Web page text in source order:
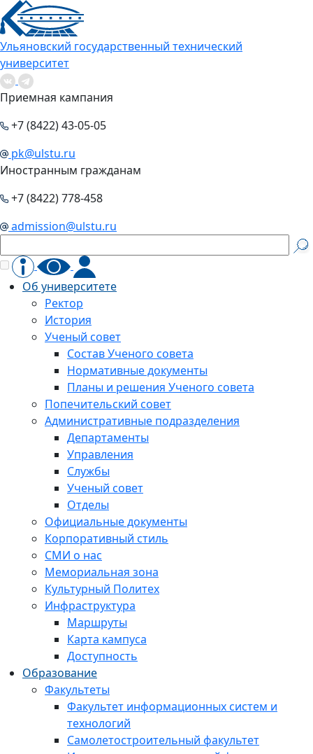
Ульяновский государственный технический
университет
Приемная кампания
+7 (8422) 43-05-05
pk@ulstu.ru
Иностранным гражданам
+7 (8422) 778-458
admission@ulstu.ru
Об университете
Ректор
История
Ученый совет
Состав Ученого совета
Нормативные документы
Планы и решения Ученого совета
Попечительский совет
Административные подразделения
Департаменты
Управления
Службы
Ученый совет
Отделы
Официальные документы
Корпоративный стиль
СМИ о нас
Мемориальная зона
Культурный Политех
Инфраструктура
Маршруты
Карта кампуса
Доступность
Образование
Факультеты
Факультет информационных систем и
технологий
Самолетостроительный факультет